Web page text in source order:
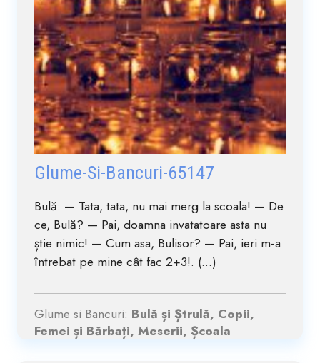
Glume-Si-Bancuri-65147
Bulă: — Tata, tata, nu mai merg la scoala! — De
ce, Bulă? — Pai, doamna invatatoare asta nu
știe nimic! — Cum asa, Bulisor? — Pai, ieri m-a
întrebat pe mine cât fac 2+3!. (...)
Glume si Bancuri: Bulă și Ștrulă, Copii,
Femei și Bărbați, Meserii, Școala